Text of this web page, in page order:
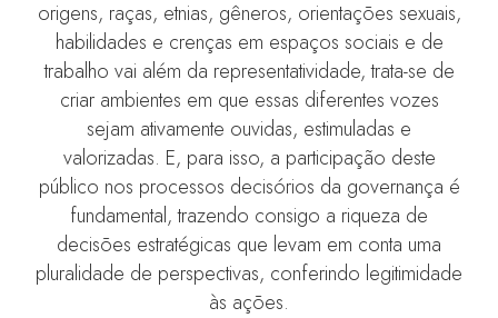
origens, raças, etnias, gêneros, orientações sexuais,
habilidades e crenças em espaços sociais e de
trabalho vai além da representatividade, trata-se de
criar ambientes em que essas diferentes vozes
sejam ativamente ouvidas, estimuladas e
valorizadas. E, para isso, a participação deste
público nos processos decisórios da governança é
fundamental, trazendo consigo a riqueza de
decisões estratégicas que levam em conta uma
pluralidade de perspectivas, conferindo legitimidade
às ações.